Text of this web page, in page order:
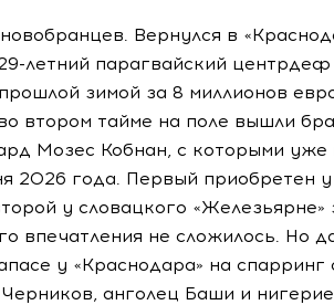
Вернулся в
летний парагвайский центрдеф
зимой за 8 миллионов
втором тайме на поле вышли
Мозес Кобнан, с которыми уже
2026 года. Первый приобретен
у словацкого «Железьярне»
впечатления не сложилось. Но
у «Краснодара» на спарринг
анголец Баши и